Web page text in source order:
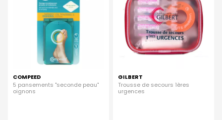
COMPEED
5 pansements "seconde peau"
oignons
GILBERT
Trousse de secours 1ères
urgences